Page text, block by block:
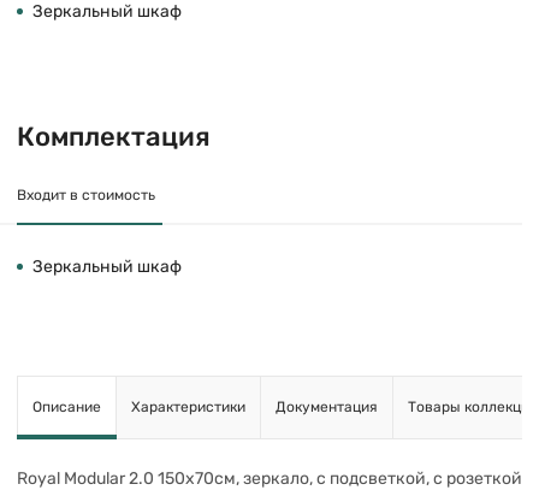
Зеркальный шкаф
Комплектация
Входит в стоимость
Зеркальный шкаф
Описание Характеристики Документация Товары коллекции
Royal Modular 2.0 150х70см, зеркало, с подсветкой, с розеткой